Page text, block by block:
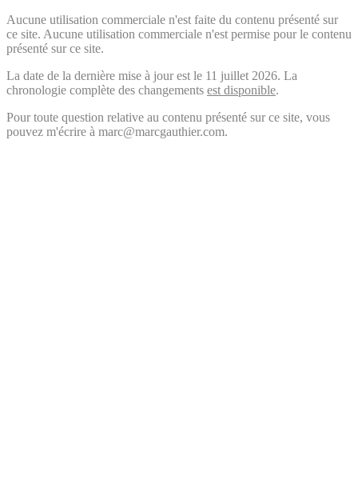
Aucune utilisation commerciale n'est faite du contenu présenté sur
ce site. Aucune utilisation commerciale n'est permise pour le contenu
présenté sur ce site.
La date de la dernière mise à jour est le 11 juillet 2026. La
chronologie complète des changements est disponible.
Pour toute question relative au contenu présenté sur ce site, vous
pouvez m'écrire à marc@marcgauthier.com.